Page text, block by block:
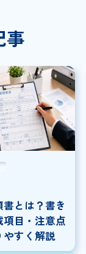
事
とは？書き
項目・注意点
やすく解説